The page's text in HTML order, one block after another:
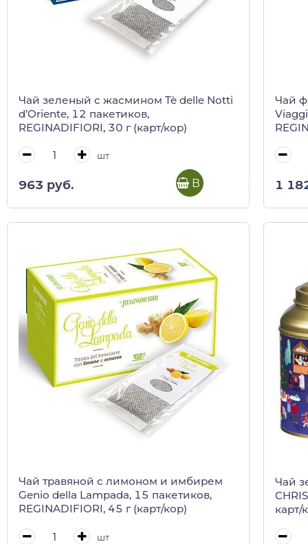
Чай зеленый с жасмином Tè delle Notti
d’Oriente, 12 пакетиков,
REGINADIFIORI, 30 г (карт/кор)
шт
963 руб. В корзину
Чай
1
Чай травяной с лимоном и имбирем
Genio della Lampada, 15 пакетиков,
REGINADIFIORI, 45 г (карт/кор)
шт
Чай
карт/